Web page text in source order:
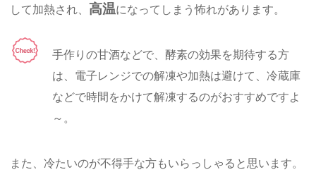
して加熱され、 高温になってしまう怖れがあります。
手作りの甘酒などで、酵素の効果を期待する方
は、電子レンジでの解凍や加熱は避けて、冷蔵庫
などで時間をかけて解凍するのがおすすめですよ
～。
また、冷たいのが不得手な方もいらっしゃると思います。